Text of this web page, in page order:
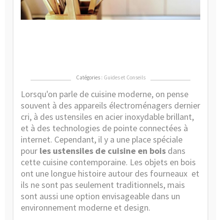
Catégories : Guides et Conseils
Lorsqu'on parle de cuisine moderne, on pense
souvent à des appareils électroménagers dernier
cri, à des ustensiles en acier inoxydable brillant,
et à des technologies de pointe connectées à
internet. Cependant, il y a une place spéciale
pour les ustensiles de cuisine en bois dans
cette cuisine contemporaine. Les objets en bois
ont une longue histoire autour des fourneaux et
ils ne sont pas seulement traditionnels, mais
sont aussi une option envisageable dans un
environnement moderne et design.